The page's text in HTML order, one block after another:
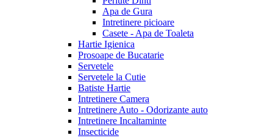
Apa de Gura
Intretinere picioare
Casete - Apa de Toaleta
Hartie Igienica
Prosoape de Bucatarie
Servetele
Servetele la Cutie
Batiste Hartie
Intretinere Camera
Intretinere Auto - Odorizante auto
Intretinere Incaltaminte
Insecticide